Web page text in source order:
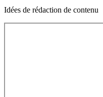
Idées de rédaction de contenu